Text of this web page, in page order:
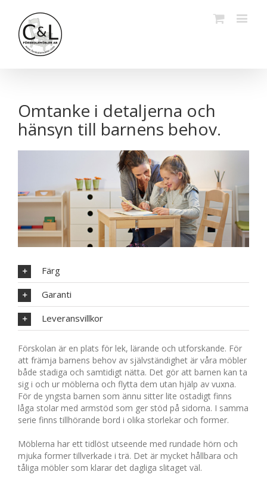
Omtanke i detaljerna och
hänsyn till barnens behov.
Färg
Garanti
Leveransvillkor
Förskolan är en plats för lek, lärande och utforskande. För
att främja barnens behov av självständighet är våra möbler
både stadiga och samtidigt nätta. Det gör att barnen kan ta
sig i och ur möblerna och flytta dem utan hjälp av vuxna.
För de yngsta barnen som ännu sitter lite ostadigt finns
låga stolar med armstöd som ger stöd på sidorna. I samma
serie finns tillhörande bord i olika storlekar och former.
Möblerna har ett tidlöst utseende med rundade hörn och
mjuka former tillverkade i trä. Det är mycket hållbara och
tåliga möbler som klarar det dagliga slitaget väl.